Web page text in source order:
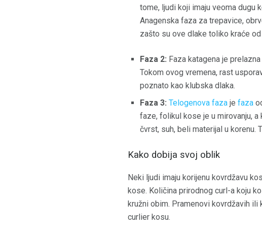
tome, ljudi koji imaju veoma dugu
Anagenska faza za trepavice,
zašto su ove dlake toliko kraće
Faza 2: Faza katagena je
Tokom ovog vremena, rast
poznato kao klubska dlaka.
Faza 3: Telogenova faza je faza
faze, folikul kose je u mirovanju,
čvrst, suh, beli materijal u korenu.
Kako dobija svoj oblik
Neki ljudi imaju korijenu kovrdžavu
kose. Količina prirodnog curl-a koju
kružni obim. Pramenovi kovrdžavih ili
curlier kosu.